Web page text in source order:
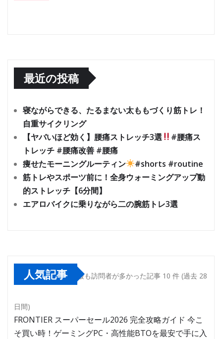
最近の投稿
寝ながらできる、たるまない太ももづくり筋トレ！
自重サイクリング
【ヤバいほど効く】腰痛ストレッチ3選
#腰痛ス
トレッチ #腰痛改善 #腰痛
痩せたモーニングルーティン
#shorts #routine
筋トレやスポーツ前に！全身ウォーミングアップ動
的ストレッチ【6分間】
エアロバイクに乗りながら二の腕筋トレ3選
人気記事 最も訪問者が多かった記事 10 件 (過去 28
日間)
FRONTIER スーパーセール2026 完全攻略ガイド 今こ
そ買い時！ゲーミングPC・高性能BTOを最安で手に入